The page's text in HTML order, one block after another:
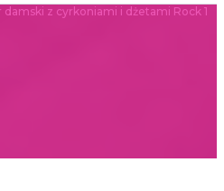
damski z cyrkoniami i dżetami Rock 1